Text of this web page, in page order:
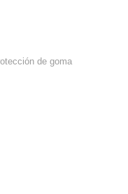
de goma